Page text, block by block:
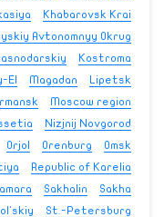
Khabarovsk Krai
Avtonomnyy Okrug
Kostroma
Lipetsk
Magadan
El
Moscow region
Nizjnij Novgorod
Omsk
Orenburg
Orjol
Republic of Karelia
Sakha
Sakhalin
St.-Petersburg